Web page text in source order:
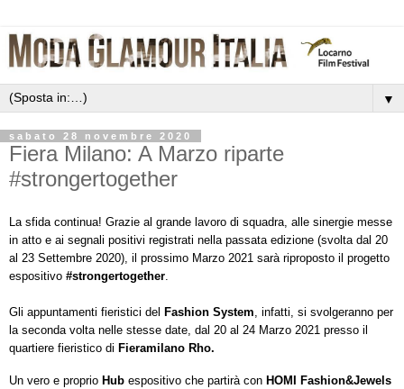
▼
sabato 28 novembre 2020
Fiera Milano: A Marzo riparte
#strongertogether
La sfida continua! Grazie al grande lavoro di squadra, alle sinergie messe
in atto e ai segnali positivi registrati nella passata edizione (svolta dal 20
al 23 Settembre 2020), il prossimo Marzo 2021 sarà riproposto il progetto
espositivo #strongertogether.
Gli appuntamenti fieristici del Fashion System, infatti, si svolgeranno per
la seconda volta nelle stesse date, dal 20 al 24 Marzo 2021 presso il
quartiere fieristico di Fieramilano Rho.
Un vero e proprio Hub espositivo che partirà con HOMI Fashion&Jewels